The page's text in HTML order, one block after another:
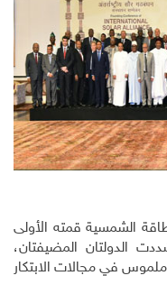
الشمسية قمته الأولى
الدولتان المضيفتان،
ملموس في مجالات الابتكار